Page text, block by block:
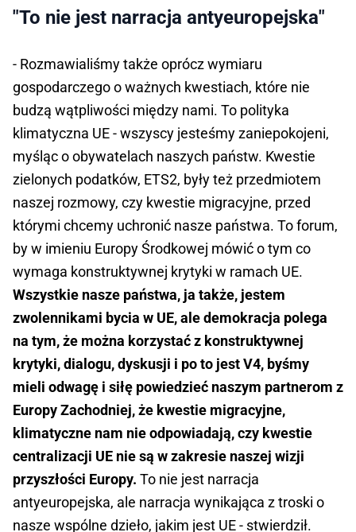
"To nie jest narracja antyeuropejska"
- Rozmawialiśmy także oprócz wymiaru
gospodarczego o ważnych kwestiach, które nie
budzą wątpliwości między nami. To polityka
klimatyczna UE - wszyscy jesteśmy zaniepokojeni,
myśląc o obywatelach naszych państw. Kwestie
zielonych podatków, ETS2, były też przedmiotem
naszej rozmowy, czy kwestie migracyjne, przed
którymi chcemy uchronić nasze państwa. To forum,
by w imieniu Europy Środkowej mówić o tym co
wymaga konstruktywnej krytyki w ramach UE.
Wszystkie nasze państwa, ja także, jestem
zwolennikami bycia w UE, ale demokracja polega
na tym, że można korzystać z konstruktywnej
krytyki, dialogu, dyskusji i po to jest V4, byśmy
mieli odwagę i siłę powiedzieć naszym partnerom z
Europy Zachodniej, że kwestie migracyjne,
klimatyczne nam nie odpowiadają, czy kwestie
centralizacji UE nie są w zakresie naszej wizji
przyszłości Europy. To nie jest narracja
antyeuropejska, ale narracja wynikająca z troski o
nasze wspólne dzieło, jakim jest UE - stwierdził.